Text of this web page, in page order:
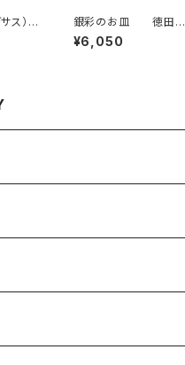
サス）
銀彩のお皿 徳田吉
美
¥6,050
うつわ、お盆
子